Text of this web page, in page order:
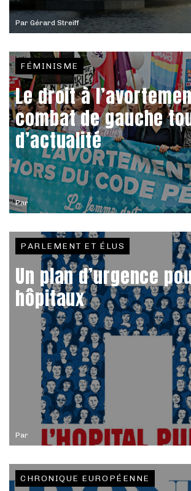
Par Gérard Streiff
Par
FÉMINISME
Le droit à
combat de gauche
d’actualité
Par
PARLEMENT ET ÉLUS
Un plan d’urgence
hôpitaux
CHRONIQUE EUROPÉENNE